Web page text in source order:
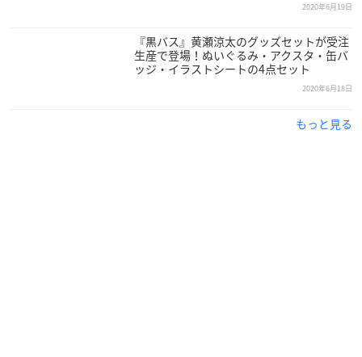
2020年6月19日
『黒バス』黄瀬涼太のグッズセットが受注
生産で登場！ぬいぐるみ・アクスタ・缶バ
ッジ・イラストシートの4点セット
2020年6月18日
もっと見る